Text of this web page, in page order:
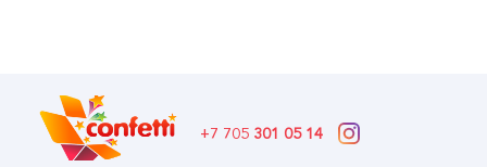
+7 705 301 05 14